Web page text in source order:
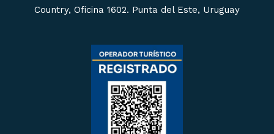
Country, Oficina 1602. Punta del Este, Uruguay